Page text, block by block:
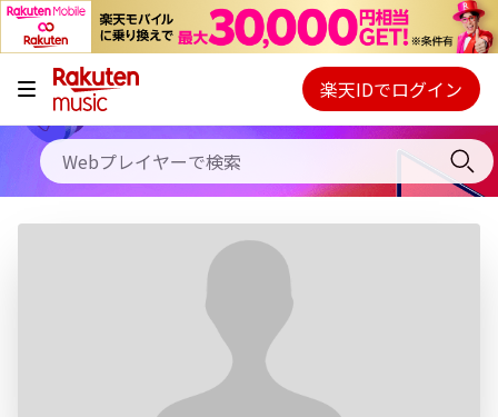
キャンペーン
料金プラン
使い方
Webプレイヤー
ご契約内容の確認・変更
楽天IDでログイン